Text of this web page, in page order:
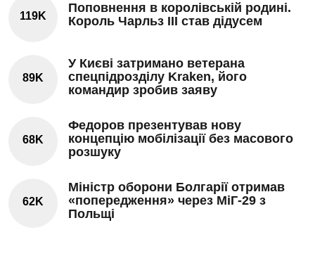
119K
Поповнення в королівській родині.
Король Чарльз III став дідусем
89K
У Києві затримано ветерана
спецпідрозділу Kraken, його
командир зробив заяву
68K
Федоров презентував нову
концепцію мобілізації без масового
розшуку
62K
Міністр оборони Болгарії отримав
«попередження» через МіГ-29 з
Польщі